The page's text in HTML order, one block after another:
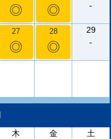
◎ ◎
-
27
◎
28
◎
29
-
木 金 土